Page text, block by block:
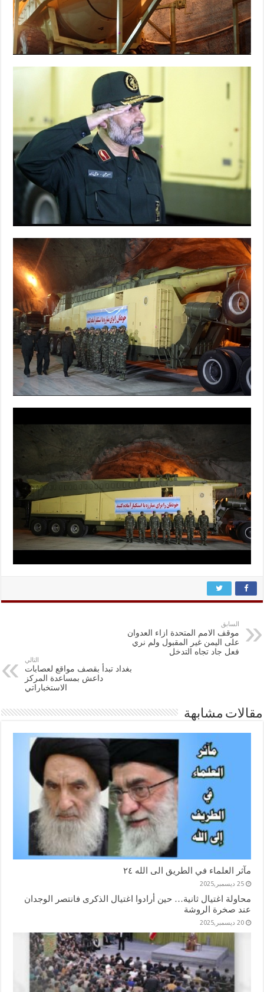
السابق
موقف الامم المتحدة ازاء العدوان
على اليمن غير المقبول ولم نري
فعل جاد تجاه التدخل
التالي
بغداد تبدأ بقصف مواقع لعصابات
داعش بمساعدة المركز
الاستخباراتي
مقالات مشابهة
مآثر العلماء في الطريق الى الله ٢٤
25 ديسمبر,2025
محاولة اغتيال ثانية… حين أرادوا اغتيال الذكرى فانتصر الوجدان
عند صخرة الروشة
20 ديسمبر,2025